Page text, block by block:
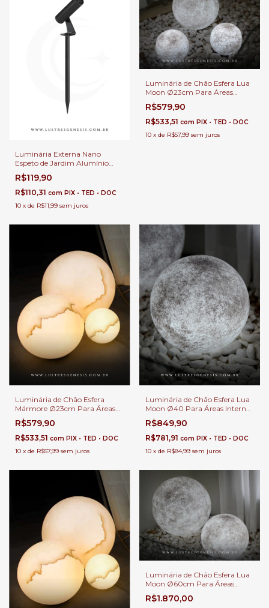
Luminária Externa Nano
Espeto de Jardim Alumínio
Preto LED Branco Quente 2w
Para Quintal e Fachada
R$119,90
R$110,31 com PIX • TED • DOC
10 x de R$11,99 sem juros
Luminária de Chão Esfera Lua
Moon Ø23cm Para Áreas
Internas e Externas.
R$579,90
R$533,51 com PIX • TED • DOC
10 x de R$57,99 sem juros
Luminária de Chão Esfera
Mármore Ø23cm Para Áreas
Internas e Externas.
R$579,90
R$533,51 com PIX • TED • DOC
10 x de R$57,99 sem juros
Luminária de Chão Esfera Lua
Moon Ø40 Para Áreas Internas
e Externas.
R$849,90
R$781,91 com PIX • TED • DOC
10 x de R$84,99 sem juros
Luminária de Chão Esfera Lua
Moon Ø60cm Para Áreas
Internos e Externos.
R$1.870,00